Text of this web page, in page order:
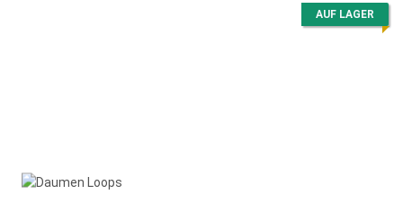
AUF LAGER